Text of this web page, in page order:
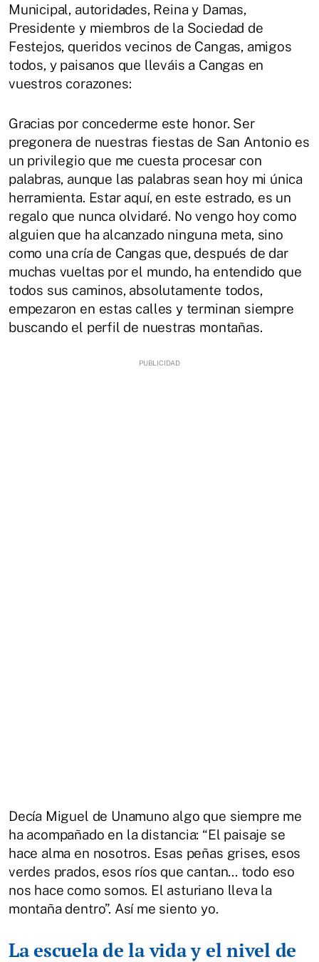
Municipal, autoridades, Reina y Damas,
Presidente y miembros de la Sociedad de
Festejos, queridos vecinos de Cangas, amigos
todos, y paisanos que lleváis a Cangas en
vuestros corazones:
Gracias por concederme este honor. Ser
pregonera de nuestras fiestas de San Antonio es
un privilegio que me cuesta procesar con
palabras, aunque las palabras sean hoy mi única
herramienta. Estar aquí, en este estrado, es un
regalo que nunca olvidaré. No vengo hoy como
alguien que ha alcanzado ninguna meta, sino
como una cría de Cangas que, después de dar
muchas vueltas por el mundo, ha entendido que
todos sus caminos, absolutamente todos,
empezaron en estas calles y terminan siempre
buscando el perfil de nuestras montañas.
Decía Miguel de Unamuno algo que siempre me
ha acompañado en la distancia: “El paisaje se
hace alma en nosotros. Esas peñas grises, esos
verdes prados, esos ríos que cantan... todo eso
nos hace como somos. El asturiano lleva la
montaña dentro”. Así me siento yo.
La escuela de la vida y el nivel de